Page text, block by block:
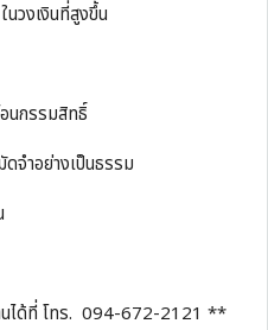
นวงเงินที่สูงขึ้น
อนกรรมสิทธิ์
จำอย่างเป็นธรรม
ได้ที่ โทร. 094-672-2121 **